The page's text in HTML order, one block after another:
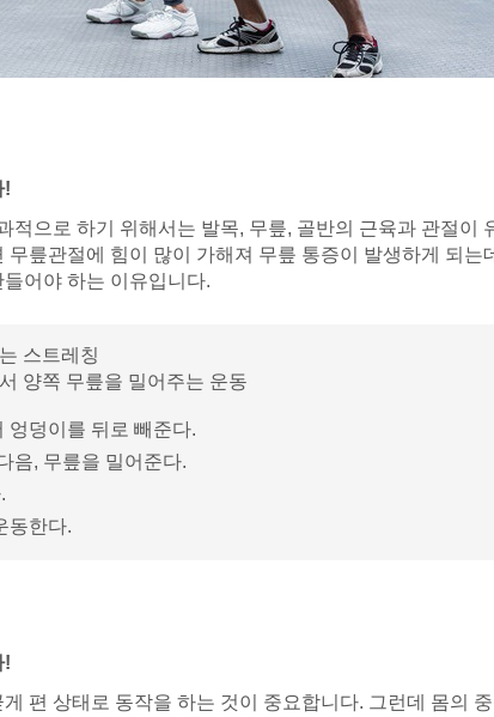
!
적으로 하기 위해서는 발목, 무릎, 골반의 근육과 관절이
무릎관절에 힘이 많이 가해져 무릎 통증이 발생하게 되는
어야 하는 이유입니다.
스트레칭
양쪽 무릎을 밀어주는 운동
덩이를 뒤로 빼준다.
음, 무릎을 밀어준다.
동한다.
!
편 상태로 동작을 하는 것이 중요합니다. 그런데 몸의